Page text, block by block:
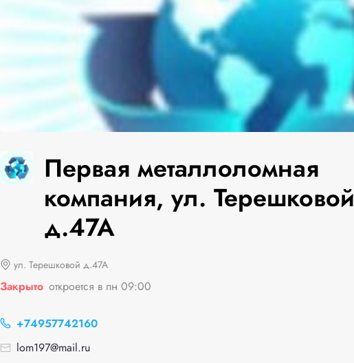
Первая металлоломная
компания, ул. Терешковой
д.47А
ул. Терешковой д.47А
Закрыто откроется в пн 09:00
+74957742160
lom197@mail.ru